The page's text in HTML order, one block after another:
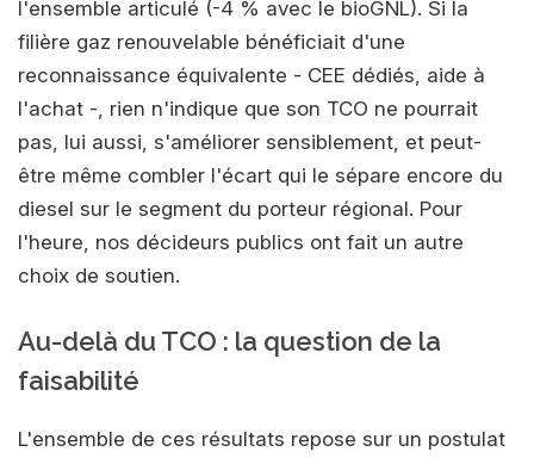
l'ensemble articulé (-4 % avec le bioGNL). Si la
filière gaz renouvelable bénéficiait d'une
reconnaissance équivalente - CEE dédiés, aide à
l'achat -, rien n'indique que son TCO ne pourrait
pas, lui aussi, s'améliorer sensiblement, et peut-
être même combler l'écart qui le sépare encore du
diesel sur le segment du porteur régional. Pour
l'heure, nos décideurs publics ont fait un autre
choix de soutien.
Au-delà du TCO : la question de la
faisabilité
L'ensemble de ces résultats repose sur un postulat